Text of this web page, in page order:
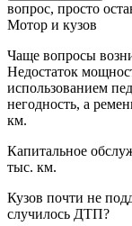
вопрос, просто
Мотор и кузов
Чаще вопросы
Недостаток
использованием
негодность, а
км.
Капитальное
тыс. км.
Кузов почти не
случилось ДТП?